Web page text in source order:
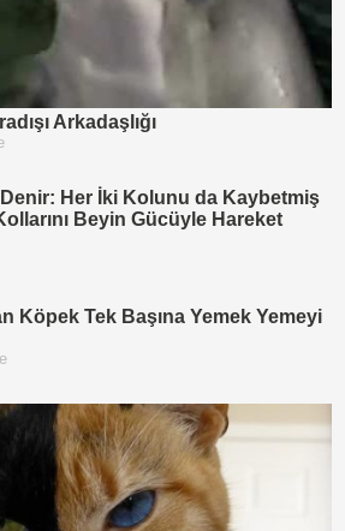
Arkadaşlığı
Her İki Kolunu da Kaybetmiş
Beyin Gücüyle Hareket
Köpek Tek Başına Yemek Yemeyi